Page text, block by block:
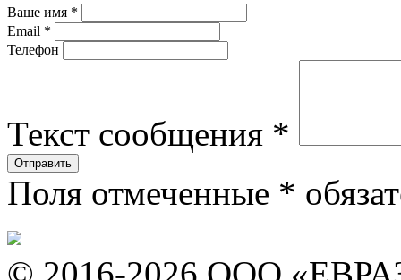
Ваше имя *
Email *
Телефон
Текст сообщения *
Поля отмеченные *